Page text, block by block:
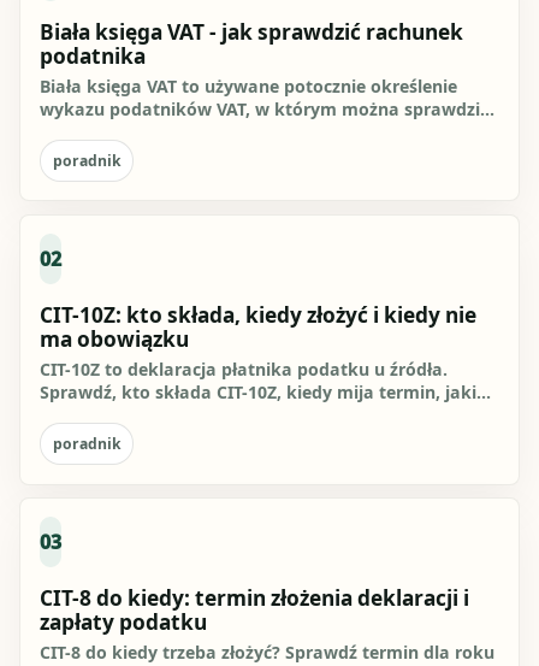
Biała księga VAT - jak sprawdzić rachunek
podatnika
Biała księga VAT to używane potocznie określenie
wykazu podatników VAT, w którym można sprawdzić,
poradnik
02
CIT-10Z: kto składa, kiedy złożyć i kiedy nie
ma obowiązku
CIT-10Z to deklaracja płatnika podatku u źródła.
Sprawdź, kto składa CIT-10Z, kiedy mija termin, jaki
poradnik
03
CIT-8 do kiedy: termin złożenia deklaracji i
zapłaty podatku
CIT-8 do kiedy trzeba złożyć? Sprawdź termin dla roku